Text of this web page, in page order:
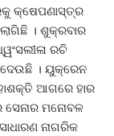
କ୍ଷେପଣାସ୍ତ୍ର
। ଶୁକ୍ରବାର
ରଚି
ଦେଉଛି । ୟୁକ୍ରେନ
ଆଗରେ ହାର
ସେନାର ମନୋବଳ
ନାଗରିକ